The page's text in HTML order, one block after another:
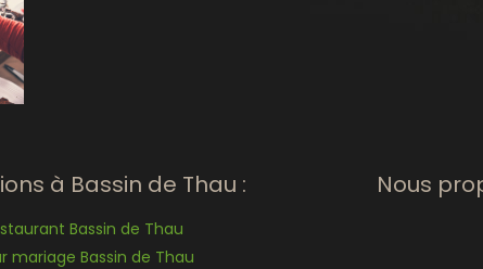
à Bassin de Thau :
Bassin de Thau
mariage Bassin de Thau
Nous